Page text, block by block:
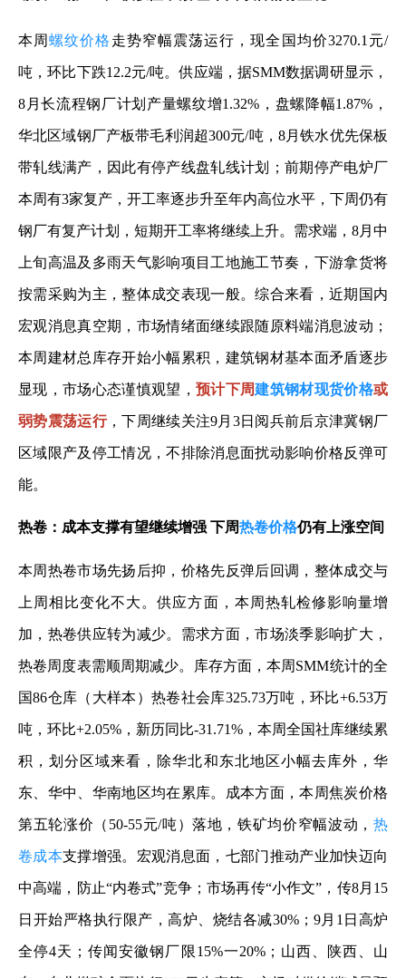
本周螺纹价格 走势窄幅震荡运行，现全国均价3270.1元/
吨，环比下跌12.2元/吨。供应端，据SMM数据调研显示，
8月长流程钢厂计划产量螺纹增1.32%，盘螺降幅1.87%，
华北区域钢厂产板带毛利润超300元/吨，8月铁水优先保板
带轧线满产，因此有停产线盘轧线计划；前期停产电炉厂
本周有3家复产，开工率逐步升至年内高位水平，下周仍有
钢厂有复产计划，短期开工率将继续上升。需求端，8月中
上旬高温及多雨天气影响项目工地施工节奏，下游拿货将
按需采购为主，整体成交表现一般。综合来看，近期国内
宏观消息真空期，市场情绪面继续跟随原料端消息波动；
本周建材总库存开始小幅累积，建筑钢材基本面矛盾逐步
显现，市场心态谨慎观望， 预计下周建筑钢材现货价格或
弱势震荡运行，下周继续关注9月3日阅兵前后京津冀钢厂
区域限产及停工情况，不排除消息面扰动影响价格反弹可
能。
热卷：成本支撑有望继续增强 下周热卷价格仍有上涨空间
本周热卷市场先扬后抑，价格先反弹后回调，整体成交与
上周相比变化不大。供应方面，本周热轧检修影响量增
加，热卷供应转为减少。需求方面，市场淡季影响扩大，
热卷周度表需顺周期减少。库存方面，本周SMM统计的全
国86仓库（大样本）热卷社会库325.73万吨，环比+6.53万
吨，环比+2.05%，新历同比-31.71%，本周全国社库继续累
积，划分区域来看，除华北和东北地区小幅去库外，华
东、华中、华南地区均在累库。成本方面，本周焦炭价格
第五轮涨价（50-55元/吨）落地，铁矿均价窄幅波动， 热
卷成本支撑增强。宏观消息面，七部门推动产业加快迈向
中高端，防止“内卷式”竞争；市场再传“小作文”，传8月15
日开始严格执行限产，高炉、烧结各减30%；9月1日高炉
全停4天；传闻安徽钢厂限15%一20%；山西、陕西、山